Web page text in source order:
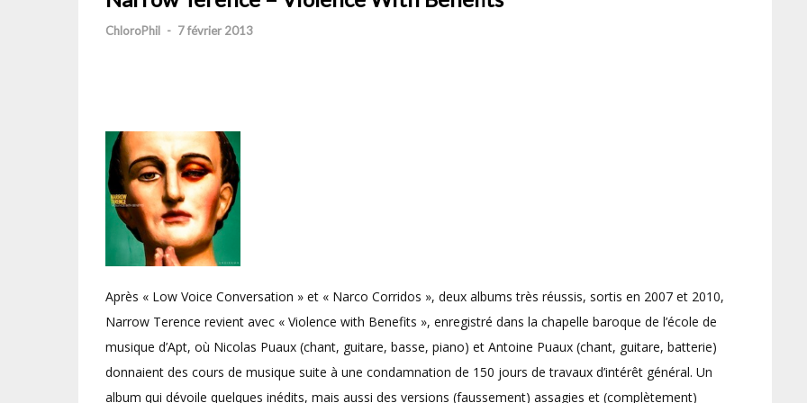
ChloroPhil - 7 février 2013
Après « Low Voice Conversation » et « Narco Corridos », deux albums très réussis, sortis en 2007 et 2010,
Narrow Terence revient avec « Violence with Benefits », enregistré dans la chapelle baroque de l’école de
musique d’Apt, où Nicolas Puaux (chant, guitare, basse, piano) et Antoine Puaux (chant, guitare, batterie)
donnaient des cours de musique suite à une condamnation de 150 jours de travaux d’intérêt général. Un
album qui dévoile quelques inédits, mais aussi des versions (faussement) assagies et (complètement)